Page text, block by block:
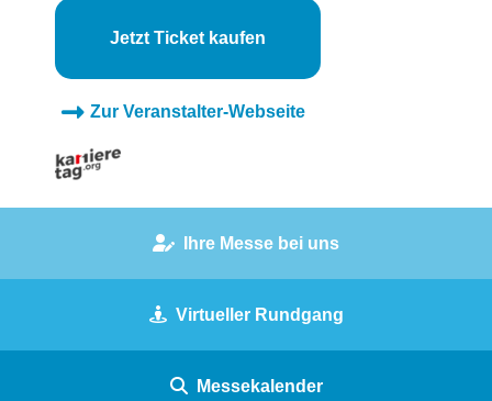
Jetzt Ticket kaufen
Zur Veranstalter-Webseite
Ihre Messe bei uns
Virtueller Rundgang
Messekalender